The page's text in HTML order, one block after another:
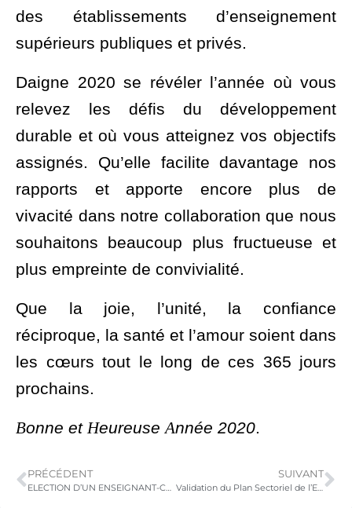
des établissements d’enseignement
supérieurs publiques et privés.
Daigne 2020 se révéler l’année où vous
relevez les défis du développement
durable et où vous atteignez vos objectifs
assignés. Qu’elle facilite davantage nos
rapports et apporte encore plus de
vivacité dans notre collaboration que nous
souhaitons beaucoup plus fructueuse et
plus empreinte de convivialité.
Que la joie, l’unité, la confiance
réciproque, la santé et l’amour soient dans
les cœurs tout le long de ces 365 jours
prochains.
Bonne etHeureuseAnnée 2020.
PRÉCÉDENT
ELECTION D’UN ENSEIGNANT-CHERCHEUR EN DROIT DE RANG A D’UNE UNIVERSITE PUBLIQUE DU TOGO POUR SIEGER A LA COUR CONSTITUTIONNELLE
SUIVANT
Validation du Plan Sectoriel de l’Education du TOGO (PSE 2020-2030)